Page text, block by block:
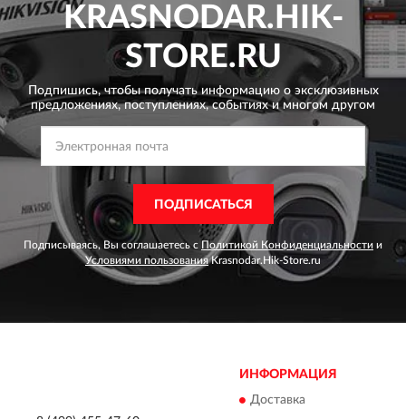
KRASNODAR.HIK-
STORE.RU
Подпишись, чтобы получать информацию о эксклюзивных
предложениях,поступлениях, событиях и многом другом
ПОДПИСАТЬСЯ
Подписываясь, Вы соглашаетесь с Политикой Конфиденциальности и
Условиями пользованияKrasnodar.Hik-Store.ru
ИНФОРМАЦИЯ
Доставка